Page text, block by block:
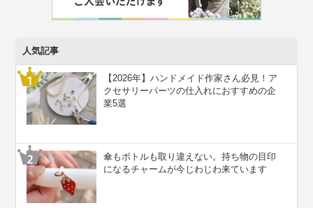
人気記事
【2026年】ハンドメイド作家さん必見！ア
クセサリーパーツの仕入れにおすすめの企
業5選
傘もボトルも取り違えない。持ち物の目印
になるチャームが今じわじわ来ています